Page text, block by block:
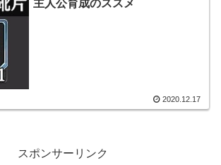
主人公育成のススメ
2020.12.17
スポンサーリンク